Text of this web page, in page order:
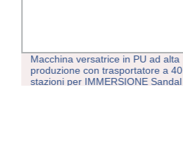
Macchina versatrice in PU ad alta
produzione con trasportatore a 40
stazioni per IMMERSIONE Sandal